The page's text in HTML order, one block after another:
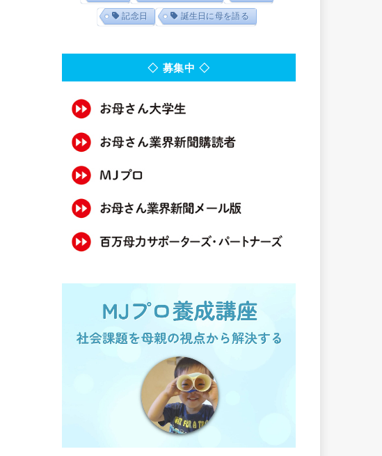
記念日 誕生日に母を語る
◇ 募集中 ◇